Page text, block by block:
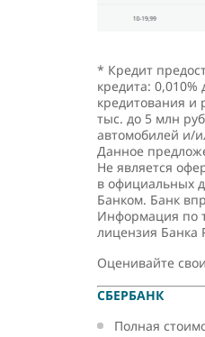
* Кредит
кредита: 0,010%
кредитования и
тыс. до 5 млн
автомобилей и/
Данное
Не является
в официальных
Банком. Банк
Информация по
лицензия Банка
Оценивайте
СБЕРБАНК
Полная